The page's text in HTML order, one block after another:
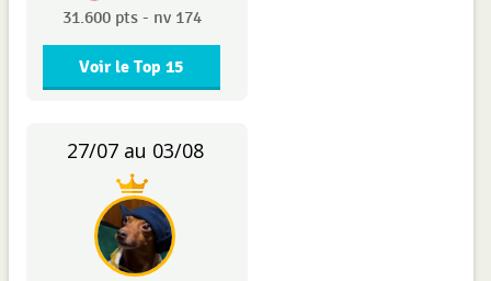
31.600 pts - nv 174
Voir le Top 15
27/07 au 03/08